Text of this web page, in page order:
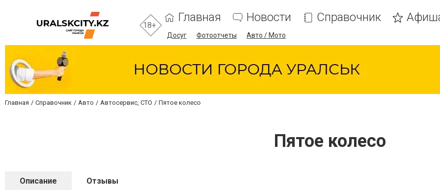
18+
Главная Новости Справочник
Досуг Фотоотчеты Авто / Мото
Главная Справочник Авто Автосервис, СТО Пятое колесо
Пятое колесо
Описание Отзывы